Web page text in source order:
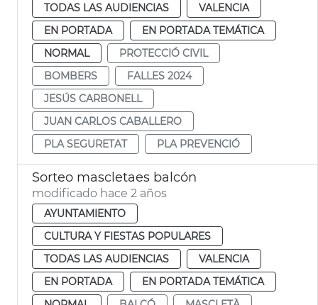
TODAS LAS AUDIENCIAS
VALENCIA
EN PORTADA
EN PORTADA TEMÁTICA
NORMAL
PROTECCIÓ CIVIL
BOMBERS
FALLES 2024
JESÚS CARBONELL
JUAN CARLOS CABALLERO
PLA SEGURETAT
PLA PREVENCIÓ
Sorteo mascletaes balcón
modificado hace 2 años
AYUNTAMIENTO
CULTURA Y FIESTAS POPULARES
TODAS LAS AUDIENCIAS
VALENCIA
EN PORTADA
EN PORTADA TEMÁTICA